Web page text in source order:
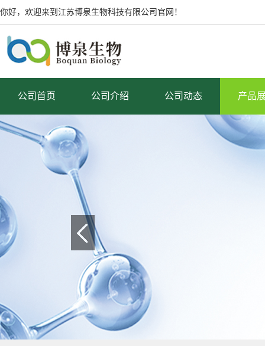
你好，欢迎来到江苏博泉生物科技有限公司官网！
公司首页 公司介绍 公司动态 产品